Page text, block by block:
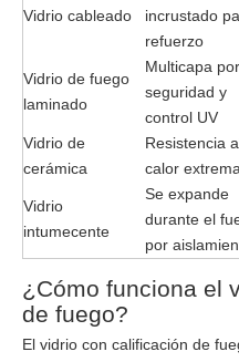
Vidrio cableado
incrustado
refuerzo
Vidrio de fuego
laminado
Multicapa por
seguridad y
control UV
Vidrio de
cerámica
Resistencia
calor extrema
Vidrio
intumecente
Se expande
durante el
por
¿Cómo funciona el
de fuego?
El vidrio con calificación de